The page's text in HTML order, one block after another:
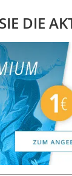
DIE